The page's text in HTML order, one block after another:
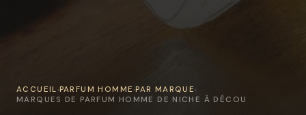
ACCUEIL ›PARFUM HOMME ›PAR MARQUE ›
MARQUES DE PARFUM HOMME DE NICHE À DÉCOU